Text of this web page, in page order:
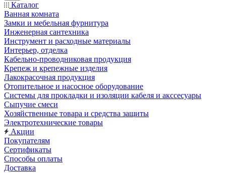
Каталог
Ванная комната
Замки и мебельная фурнитура
Инженерная сантехника
Инструмент и расходные материалы
Интерьер, отделка
Кабельно-проводниковая продукция
Крепеж и крепежные изделия
Лакокрасочная продукция
Отопительное и насосное оборудование
Системы для прокладки и изоляции кабеля и акссесуары
Сыпучие смеси
Хозяйственные товара и средства защиты
Электротехнические товары
Акции
Покупателям
Сертификаты
Способы оплаты
Доставка